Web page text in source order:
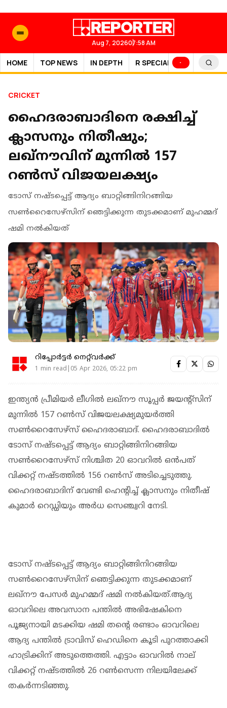
Aug 7, 202607:58 AM
HOME TOP NEWS IN DEPTH R SPECIAL SPORTS
CRICKET
ഹൈദരാബാദിനെ രക്ഷിച്ച്
ക്ലാസനും നിതീഷും;
ലഖ്നൗവിന് മുന്നില്‍ 157
റൺസ് വിജയലക്ഷ്യം
ടോസ് നഷ്ടപ്പെട്ട് ആദ്യം ബാറ്റിങ്ങിനിറങ്ങിയ
സൺറൈസേഴ്സിന് ഞെട്ടിക്കുന്ന തുടക്കമാണ് മുഹമ്മദ്
ഷമി നൽകിയത്
റിപ്പോർട്ടർ നെറ്റ്‌വര്‍ക്ക്‌
1 min read|05 Apr 2026, 05:22 pm
ഇന്ത്യന്‍ പ്രീമിയര്‍ ലീഗില്‍ ലഖ്‌നൗ സൂപ്പര്‍ ജയന്റ്‌സിന്
മുന്നില്‍ 157 റണ്‍സ് വിജയലക്ഷ്യമുയര്‍ത്തി
സണ്‍റൈസേഴ്‌സ് ഹൈദരാബാദ്. ഹൈദരാബാദില്‍
ടോസ് നഷ്ടപ്പെട്ട് ആദ്യം ബാറ്റിങ്ങിനിറങ്ങിയ
സണ്‍റൈസേഴ്‌സ് നിശ്ചിത 20 ഓവറില്‍ ഒന്‍പത്
വിക്കറ്റ് നഷ്ടത്തില്‍ 156 റണ്‍സ് അടിച്ചെടുത്തു.
ഹൈദരാബാദിന് വേണ്ടി ഹെന്റിച്ച് ക്ലാസനും നിതീഷ്
കുമാര്‍ റെഡ്ഡിയും അര്‍ധ സെഞ്ച്വറി നേടി.
ടോസ് നഷ്ടപ്പെട്ട് ആദ്യം ബാറ്റിങ്ങിനിറങ്ങിയ
സൺറൈസേഴ്സിന് ഞെട്ടിക്കുന്ന തുടക്കമാണ്
ലഖ്നൗ പേസർ മുഹമ്മദ് ഷമി നൽകിയത്.ആദ്യ
ഓവറിലെ അവസാന പന്തില്‍ അഭിഷേകിനെ
പൂജ്യനായി മടക്കിയ ഷമി തന്‍റെ രണ്ടാം ഓവറിലെ
ആദ്യ പന്തില്‍ ട്രാവിസ് ഹെഡിനെ കൂടി പുറത്താക്കി
ഹാട്രിക്കിന് അടുത്തെത്തി. എട്ടാം ഓവറില്‍ നാല്
വിക്കറ്റ് നഷ്ടത്തിൽ 26 റൺസെന്ന നിലയിലേക്ക്
തകര്‍ന്നടിഞ്ഞു.